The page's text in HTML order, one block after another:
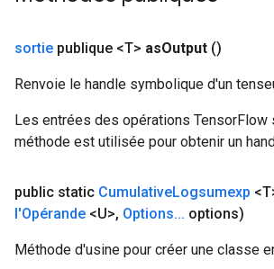
sortie publique <T> asOutput ()
Renvoie le handle symbolique d'un
Les entrées des opérations
méthode est utilisée pour obtenir un
public static CumulativeLogsumexp
l'Opérande <U>, Options... options)
Méthode d'usine pour créer une classe